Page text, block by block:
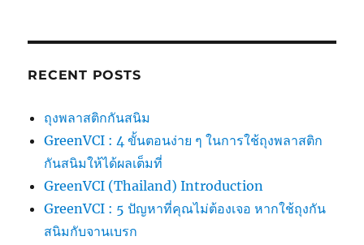
RECENT POSTS
ถุงพลาสติกกันสนิม
GreenVCI : 4 ขั้นตอนง่าย ๆ ในการใช้ถุงพลาสติก
กันสนิมให้ได้ผลเต็มที่
GreenVCI (Thailand) Introduction
GreenVCI : 5 ปัญหาที่คุณไม่ต้องเจอ หากใช้ถุงกัน
สนิมกับจานเบรก